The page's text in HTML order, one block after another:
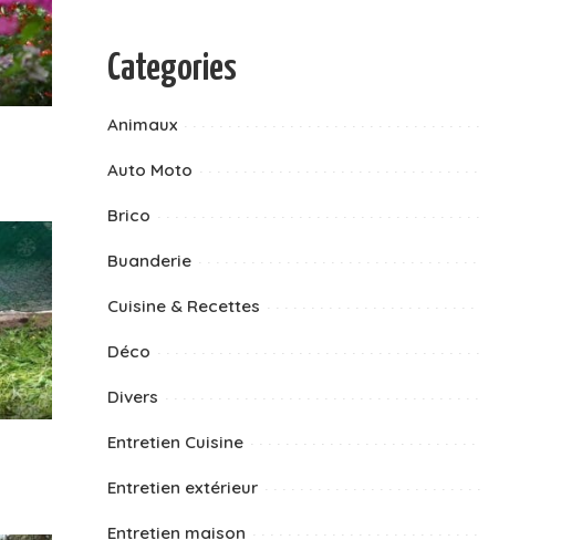
Categories
Animaux
Auto Moto
Brico
Buanderie
Cuisine & Recettes
Déco
Divers
Entretien Cuisine
Entretien extérieur
Entretien maison